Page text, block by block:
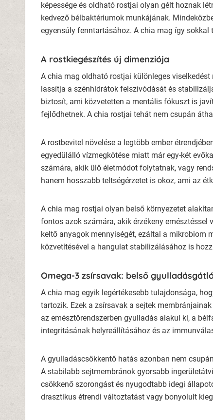
képessége és oldható rostjai olyan gélt hoznak
kedvező bélbaktériumok munkájának.
egyensúly fenntartásához. A chia mag így
A rostkiegészítés új dimenziója
A chia mag oldható rostjai különleges
lassítja a szénhidrátok felszívódását és
biztosít, ami közvetetten a mentális fókuszt is
fejlődhetnek. A chia rostjai tehát nem csupán
A rostbevitel növelése a legtöbb ember
egyedülálló vízmegkötése miatt már egy-két
számára, akik ülő életmódot folytatnak, vagy
hanem hosszabb teltségérzetet is okoz, ami az
A chia mag rostjai olyan belső környezetet
fontos azok számára, akik érzékeny
keltő anyagok mennyiségét, ezáltal a mikrobiom
közvetítésével a hangulat stabilizálásához is
Omega-3 zsírsavak: belső
A chia mag egyik legértékesebb tulajdonsága,
tartozik. Ezek a zsírsavak a sejtek
az emésztőrendszerben gyulladás alakul ki, a
integritásának helyreállításához és az
A gyulladáscsökkentő hatás azonban nem
A stabilabb sejtmembránok gyorsabb
csökkenő szorongást és nyugodtabb idegi
drasztikus étrendi változtatást vagy bonyolult